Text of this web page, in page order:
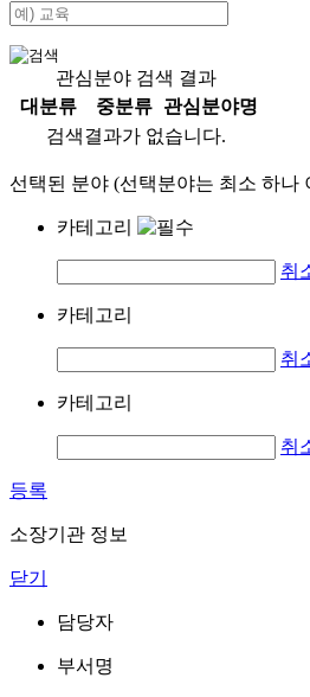
관심분야 검색 결과
대분류
중분류
관심분야명
검색결과가 없습니다.
선택된 분야 (선택분야는 최소 하나
카테고리
취
카테고리
취
카테고리
취
등록
소장기관 정보
닫기
담당자
부서명